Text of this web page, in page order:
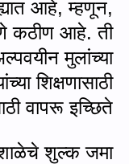
आहे,म्हणून,
कठीण आहे. ती
मुलांच्या
शिक्षणासाठी
वापरू इच्छिते.
शाळेचे शुल्क जमा